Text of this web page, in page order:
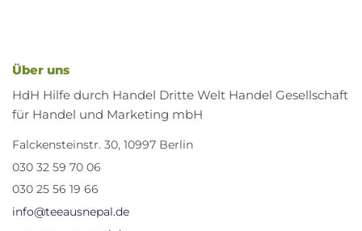
Über uns
HdH Hilfe durch Handel Dritte Welt Handel Gesellschaft
für Handel und Marketing mbH
Falckensteinstr. 30, 10997 Berlin
030 32 59 70 06
030 25 56 19 66
info@teeausnepal.de